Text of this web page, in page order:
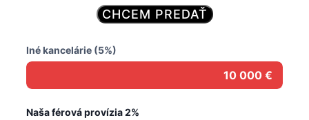
CHCEM PREDAŤ
Iné kancelárie (5%)
10 000 €
Naša férová provízia 2%